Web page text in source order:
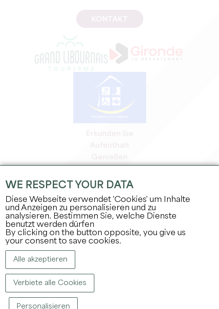
Profi-Bereich
Presse-Bereich
Jobs & Praktika
Rechtliche Informationen
Datenschutz
WE RESPECT YOUR DATA
Diese Webseite verwendet 'Cookies' um Inhalte
und Anzeigen zu personalisieren und zu
analysieren. Bestimmen Sie, welche Dienste
benutzt werden dürfen
By clicking on the button opposite, you give us
your consent to save cookies.
Alle akzeptieren
Verbiete alle Cookies
Personalisieren